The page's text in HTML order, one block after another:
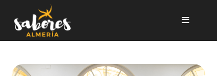
Diputación y Cámara